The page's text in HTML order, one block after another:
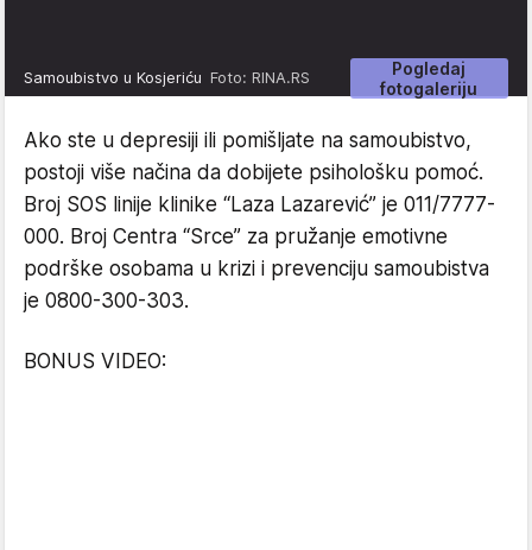
Pogledaj
fotogaleriju
Samoubistvo u Kosjeriću Foto: RINA.RS
Ako ste u depresiji ili pomišljate na samoubistvo,
postoji više načina da dobijete psihološku pomoć.
Broj SOS linije klinike “Laza Lazarević” je 011/7777-
000. Broj Centra “Srce” za pružanje emotivne
podrške osobama u krizi i prevenciju samoubistva
je 0800-300-303.
BONUS VIDEO: